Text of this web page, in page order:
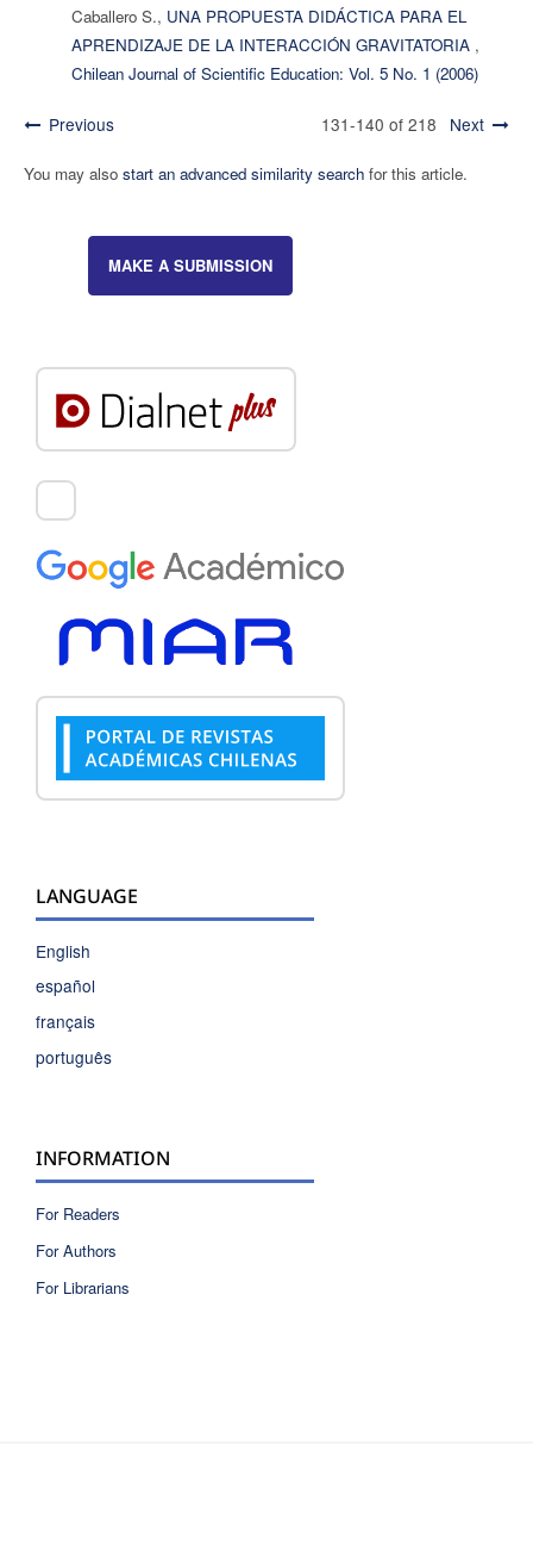
Caballero S., UNA PROPUESTA DIDÁCTICA PARA EL
APRENDIZAJE DE LA INTERACCIÓN GRAVITATORIA ,
Chilean Journal of Scientific Education: Vol. 5 No. 1 (2006)
Previous 131-140 of 218 Next
You may also start an advanced similarity searchfor this article.
MAKE A SUBMISSION
LANGUAGE
INFORMATION